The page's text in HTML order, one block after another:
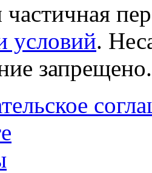
условий.